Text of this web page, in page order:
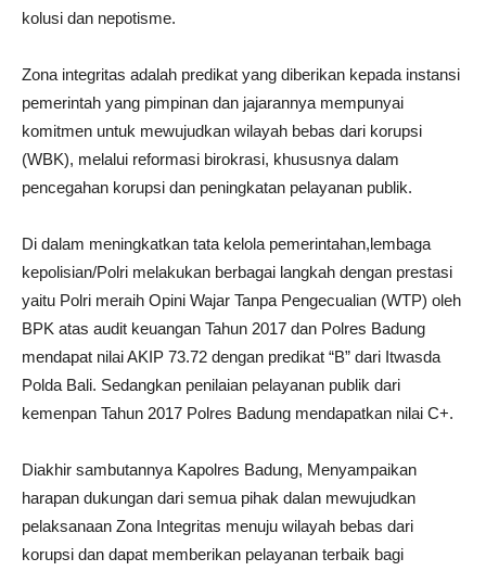
kolusi dan nepotisme.
Zona integritas adalah predikat yang diberikan kepada instansi
pemerintah yang pimpinan dan jajarannya mempunyai
komitmen untuk mewujudkan wilayah bebas dari korupsi
(WBK), melalui reformasi birokrasi, khususnya dalam
pencegahan korupsi dan peningkatan pelayanan publik.
Di dalam meningkatkan tata kelola pemerintahan,lembaga
kepolisian/Polri melakukan berbagai langkah dengan prestasi
yaitu Polri meraih Opini Wajar Tanpa Pengecualian (WTP) oleh
BPK atas audit keuangan Tahun 2017 dan Polres Badung
mendapat nilai AKIP 73.72 dengan predikat “B” dari Itwasda
Polda Bali. Sedangkan penilaian pelayanan publik dari
kemenpan Tahun 2017 Polres Badung mendapatkan nilai C+.
Diakhir sambutannya Kapolres Badung, Menyampaikan
harapan dukungan dari semua pihak dalan mewujudkan
pelaksanaan Zona Integritas menuju wilayah bebas dari
korupsi dan dapat memberikan pelayanan terbaik bagi